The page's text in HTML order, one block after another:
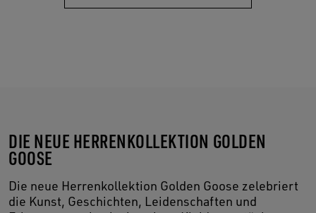
DIE NEUE HERRENKOLLEKTION GOLDEN
GOOSE
Die neue Herrenkollektion Golden Goose zelebriert
die Kunst, Geschichten, Leidenschaften und